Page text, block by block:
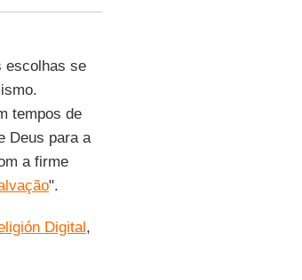
escolhas se
tempos de
Deus para a
a firme
".
Digital,